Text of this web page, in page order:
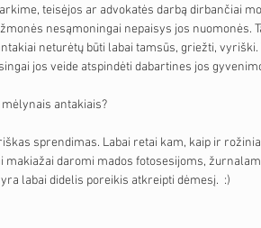
teisėjos ar advokatės darbą dirbančiai
nesąmoningai nepaisys jos nuomonės.
neturėtų būti labai tamsūs, griežti, vyriški.
jos veide atspindėti dabartines jos
antakiais?
sprendimas. Labai retai kam, kaip ir
daromi mados fotosesijoms,
labai didelis poreikis atkreipti dėmesį.  :)